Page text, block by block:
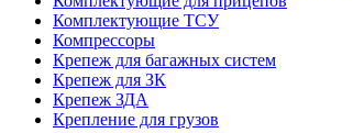
Комплектующие ТСУ
Компрессоры
Крепеж для багажных систем
Крепеж для ЗК
Крепеж ЗДА
Крепление для грузов